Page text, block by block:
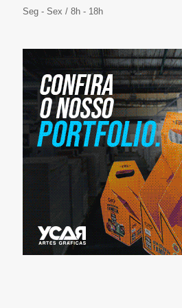
Seg - Sex / 8h - 18h